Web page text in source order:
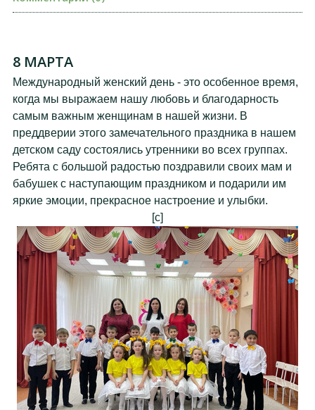
8 МАРТА
Международный женский день - это особенное время,
когда мы выражаем нашу любовь и благодарность
самым важным женщинам в нашей жизни. В
преддверии этого замечательного праздника в нашем
детском саду состоялись утренники во всех группах.
Ребята с большой радостью поздравили своих мам и
бабушек с наступающим праздником и подарили им
яркие эмоции, прекрасное настроение и улыбки.
[c]